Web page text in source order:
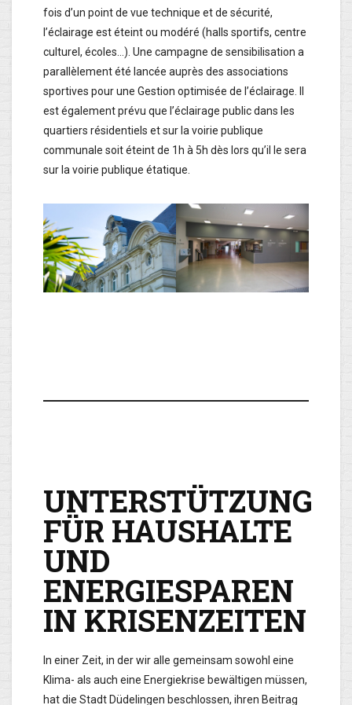
fois d’un point de vue technique et de sécurité,
l’éclairage est éteint ou modéré (halls sportifs, centre
culturel, écoles…). Une campagne de sensibilisation a
parallèlement été lancée auprès des associations
sportives pour une Gestion optimisée de l’éclairage. Il
est également prévu que l’éclairage public dans les
quartiers résidentiels et sur la voirie publique
communale soit éteint de 1h à 5h dès lors qu’il le sera
sur la voirie publique étatique.
UNTERSTÜTZUNG
FÜR HAUSHALTE
UND
ENERGIESPAREN
IN KRISENZEITEN
In einer Zeit, in der wir alle gemeinsam sowohl eine
Klima- als auch eine Energiekrise bewältigen müssen,
hat die Stadt Düdelingen beschlossen, ihren Beitrag